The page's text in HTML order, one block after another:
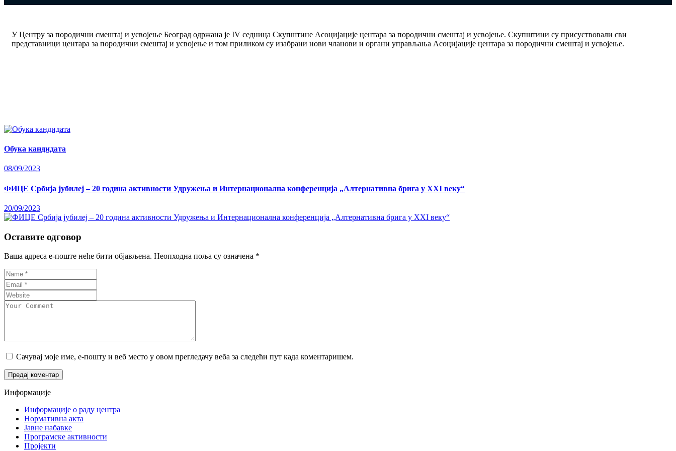
У Центру за породични смештај и усвојење Београд одржана је IV седница Скупштине Асоцијације центара за породични смештај и усвојење. Скупштини су присуствовали сви
представници центара за породични смештај и усвојење и том приликом су изабрани нови чланови и органи управљања Асоцијације центара за породични смештај и усвојење.
Обука кандидата
08/09/2023
ФИЦЕ Србија јубилеј – 20 година активности Удружења и Интернационална конференција „Алтернативна брига у XXI веку“
20/09/2023
Оставите одговор
Ваша адреса е-поште неће бити објављена. Неопходна поља су означена *
Сачувај моје име, е-пошту и веб место у овом прегледачу веба за следећи пут када коментаришем.
Информације
Информације о раду центра
Нормативна акта
Јавне набавке
Програмске активности
Пројекти